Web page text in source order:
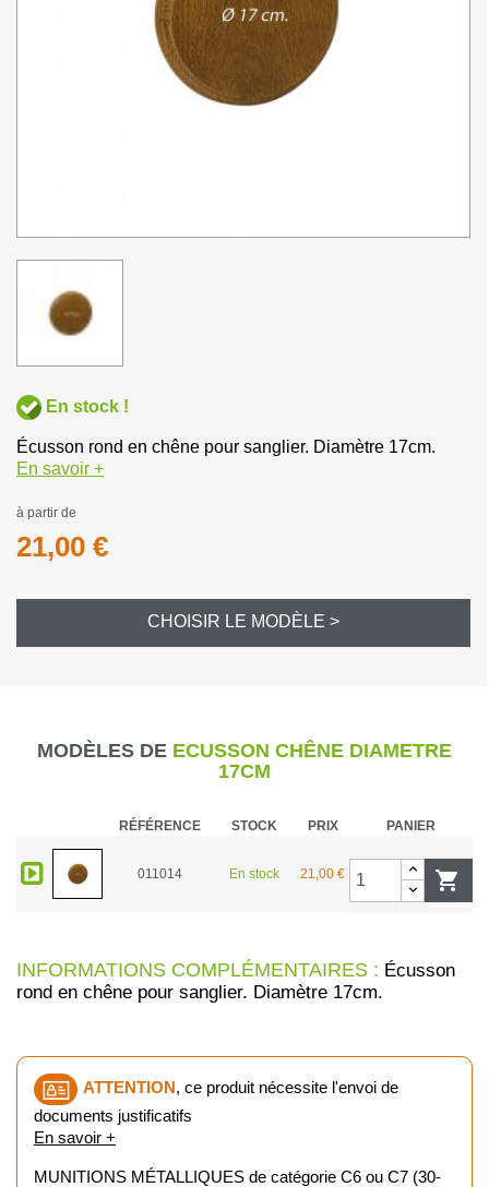
En stock !
Écusson rond en chêne pour sanglier. Diamètre 17cm.
En savoir +
à partir de
21,00 €
CHOISIR LE MODÈLE >
MODÈLES DE ECUSSON CHÊNE DIAMETRE
17CM
RÉFÉRENCE STOCK PRIX PANIER
011014 En stock 21,00 € 
INFORMATIONS COMPLÉMENTAIRES : Écusson
rond en chêne pour sanglier. Diamètre 17cm.
ATTENTION, ce produit nécessite l'envoi de
documents justificatifs
En savoir +
MUNITIONS MÉTALLIQUES de catégorie C6 ou C7 (30-